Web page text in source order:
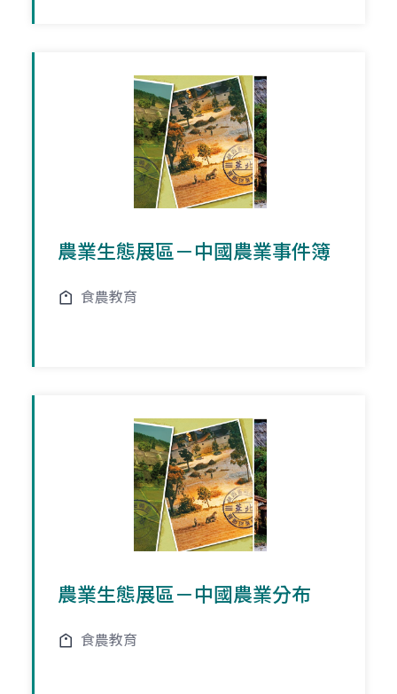
農業生態展區－中國農業事件簿
食農教育
農業生態展區－中國農業分布
食農教育